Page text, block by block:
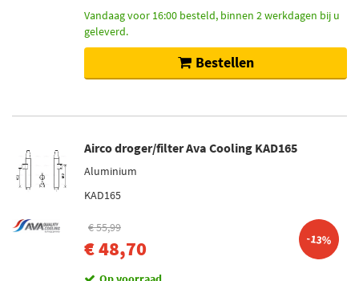
Vandaag voor 16:00 besteld, binnen 2 werkdagen bij u
geleverd.
Bestellen
Airco droger/filter Ava Cooling KAD165
Aluminium
KAD165
€ 55,99
€ 48,70 -13%